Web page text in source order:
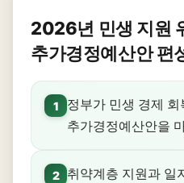
2026년 민생 지원
추가경정예산안 편
1
정부가 민생 경제
추가경정예산안을
2 취약계층 지원과 일